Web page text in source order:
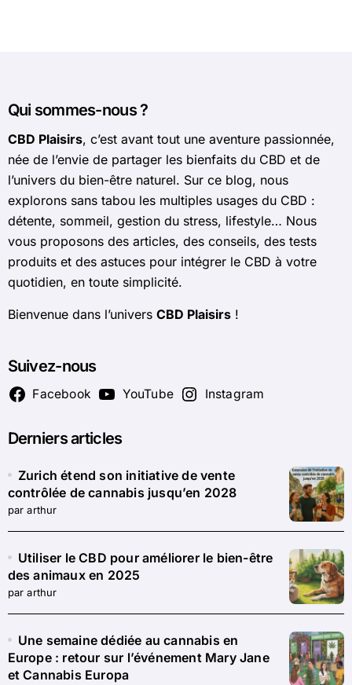
Qui sommes-nous ?
CBD Plaisirs, c’est avant tout une aventure passionnée,
née de l’envie de partager les bienfaits du CBD et de
l’univers du bien-être naturel. Sur ce blog, nous
explorons sans tabou les multiples usages du CBD :
détente, sommeil, gestion du stress, lifestyle… Nous
vous proposons des articles, des conseils, des tests
produits et des astuces pour intégrer le CBD à votre
quotidien, en toute simplicité.
Bienvenue dans l’univers CBD Plaisirs!
Suivez-nous
Facebook YouTube Instagram
Derniers articles
Zurich étend son initiative de vente
contrôlée de cannabis jusqu’en 2028
par arthur
Utiliser le CBD pour améliorer le bien-être
des animaux en 2025
par arthur
Une semaine dédiée au cannabis en
Europe : retour sur l’événement Mary Jane
et Cannabis Europa